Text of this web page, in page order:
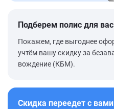
Подберем полис для вас
Покажем, где выгоднее
учтём вашу скидку за
вождение (КБМ).
Скидка переедет с вами